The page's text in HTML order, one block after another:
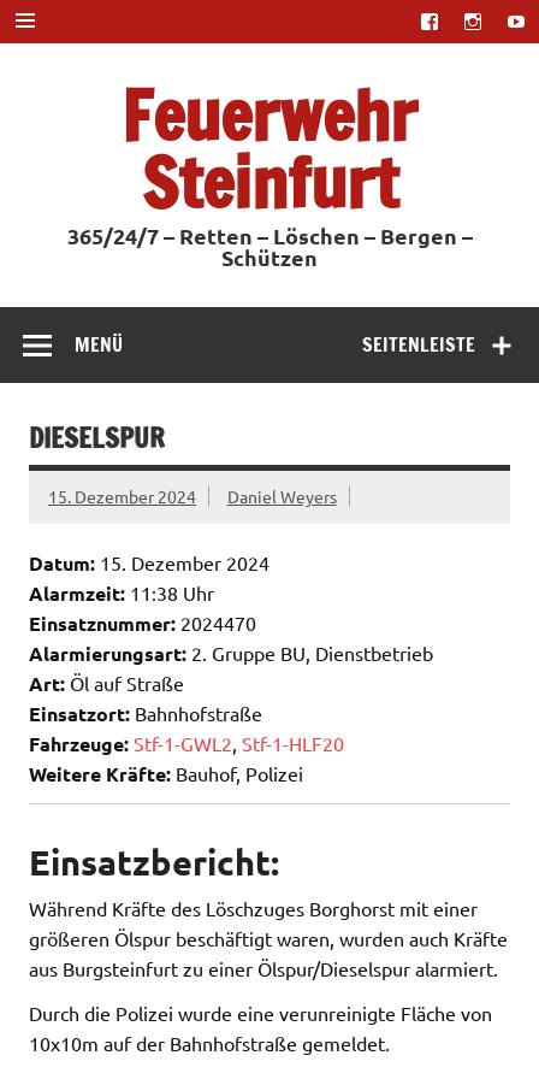
Zum
Inhalt
springen
Feuerwehr
Steinfurt
365/24/7 – Retten – Löschen – Bergen –
Schützen
SEITENLEISTE
MENÜ
DIESELSPUR
15. Dezember 2024 Daniel Weyers
Datum: 15. Dezember 2024
Alarmzeit: 11:38 Uhr
Einsatznummer: 2024470
Alarmierungsart: 2. Gruppe BU, Dienstbetrieb
Art: Öl auf Straße
Einsatzort: Bahnhofstraße
Fahrzeuge: Stf-1-GWL2 Stf-1-HLF20
Weitere Kräfte: Bauhof, Polizei
Einsatzbericht:
Während Kräfte des Löschzuges Borghorst mit einer
größeren Ölspur beschäftigt waren, wurden auch Kräfte
aus Burgsteinfurt zu einer Ölspur/Dieselspur alarmiert.
Durch die Polizei wurde eine verunreinigte Fläche von
10x10m auf der Bahnhofstraße gemeldet.